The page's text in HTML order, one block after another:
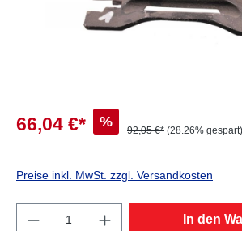
66,04 €* %
92,05 €* (28.26% gespart)
Preise inkl. MwSt. zzgl. Versandkosten
Produkt Anzahl: Gib den
In den